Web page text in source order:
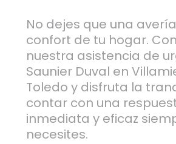
No dejes que una
confort de tu hogar.
nuestra asistencia de
Saunier Duval en
Toledo y disfruta la
contar con una
inmediata y eficaz
necesites.